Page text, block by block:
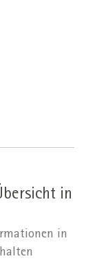
in
in